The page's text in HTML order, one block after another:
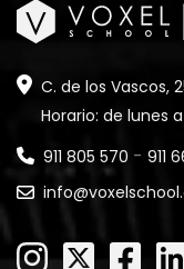
C. de los Vascos,
Horario: de lunes
911 805 570 - 911